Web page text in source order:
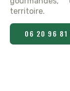
territoire.
06 20 96 81